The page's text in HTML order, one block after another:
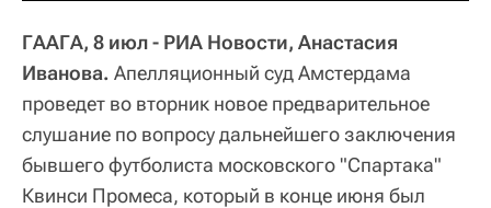
ГААГА, 8 июл - РИА Новости, Анастасия
Иванова. Апелляционный суд Амстердама
проведет во вторник новое предварительное
слушание по вопросу дальнейшего заключения
бывшего футболиста московского "Спартака"
Квинси Промеса, который в конце июня был